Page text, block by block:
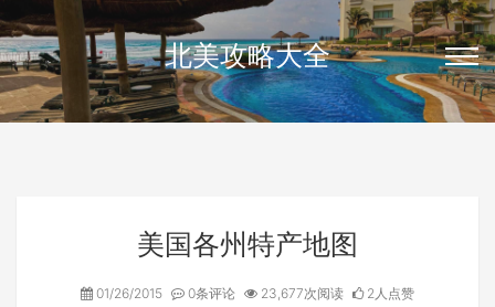
北美攻略大全
美国各州特产地图
01/26/2015 0条评论 23,677次阅读 2人点赞